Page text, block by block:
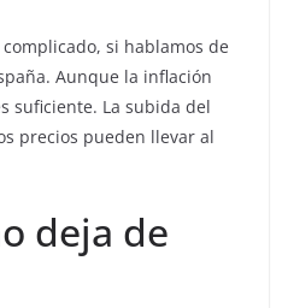
si hablamos de
Aunque la inflación
suficiente. La subida del
precios pueden llevar al
deja de